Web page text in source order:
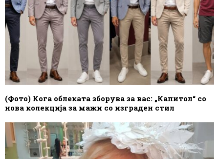
(Фото) Кога облеката зборува за вас: „Капитол“ со
нова колекција за мажи со изграден стил